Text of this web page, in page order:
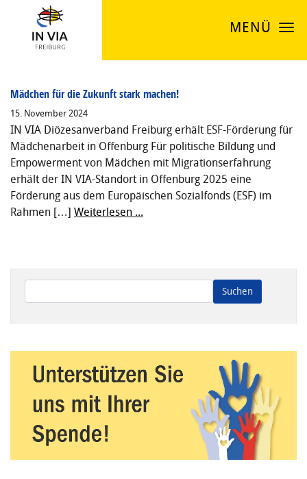
MENÜ
Mädchen für die Zukunft stark machen!
15. November 2024
IN VIA Diözesanverband Freiburg erhält ESF-Förderung für
Mädchenarbeit in Offenburg Für politische Bildung und
Empowerment von Mädchen mit Migrationserfahrung
erhält der IN VIA-Standort in Offenburg 2025 eine
Förderung aus dem Europäischen Sozialfonds (ESF) im
Rahmen […] Weiterlesen ...